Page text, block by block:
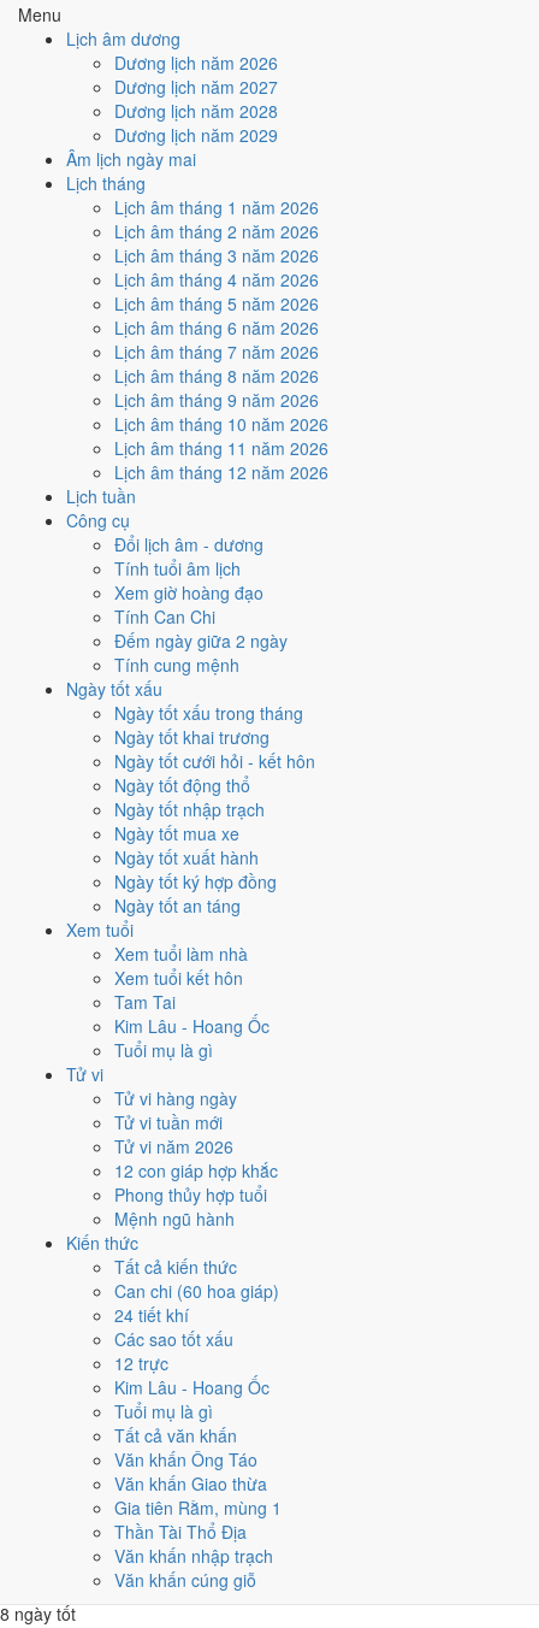
Menu
Lịch âm dương
Dương lịch năm 2026
Dương lịch năm 2027
Dương lịch năm 2028
Dương lịch năm 2029
Âm lịch ngày mai
Lịch tháng
Lịch âm tháng 1 năm 2026
Lịch âm tháng 2 năm 2026
Lịch âm tháng 3 năm 2026
Lịch âm tháng 4 năm 2026
Lịch âm tháng 5 năm 2026
Lịch âm tháng 6 năm 2026
Lịch âm tháng 7 năm 2026
Lịch âm tháng 8 năm 2026
Lịch âm tháng 9 năm 2026
Lịch âm tháng 10 năm 2026
Lịch âm tháng 11 năm 2026
Lịch âm tháng 12 năm 2026
Lịch tuần
Công cụ
Đổi lịch âm - dương
Tính tuổi âm lịch
Xem giờ hoàng đạo
Tính Can Chi
Đếm ngày giữa 2 ngày
Tính cung mệnh
Ngày tốt xấu
Ngày tốt xấu trong tháng
Ngày tốt khai trương
Ngày tốt cưới hỏi - kết hôn
Ngày tốt động thổ
Ngày tốt nhập trạch
Ngày tốt mua xe
Ngày tốt xuất hành
Ngày tốt ký hợp đồng
Ngày tốt an táng
Xem tuổi
Xem tuổi làm nhà
Xem tuổi kết hôn
Tam Tai
Kim Lâu - Hoang Ốc
Tuổi mụ là gì
Tử vi
Tử vi hàng ngày
Tử vi tuần mới
Tử vi năm 2026
12 con giáp hợp khắc
Phong thủy hợp tuổi
Mệnh ngũ hành
Kiến thức
Tất cả kiến thức
Can chi (60 hoa giáp)
24 tiết khí
Các sao tốt xấu
12 trực
Kim Lâu - Hoang Ốc
Tuổi mụ là gì
Tất cả văn khấn
Văn khấn Ông Táo
Văn khấn Giao thừa
Gia tiên Rằm, mùng 1
Thần Tài Thổ Địa
Văn khấn nhập trạch
Văn khấn cúng giỗ
Địa Chi
Dương ·
Con Mão
Địa Chi Mão thuộc hành Mộc; đặt cạnh Can Kỷ
thì Mộc khắc Thổ (tương khắc).
Thổ ·
Thành
Đầu Thổ
Nghĩa "Đất trên thành", thuộc hành Thổ, ứng với
cặp can chi Mậu Dần và Kỷ Mão.
Thái Tuế
MộcMão
(chính
cung)
lễ giải đầu năm.
Vàng đất
Xanh lá Đỏ
Kích hoạt vận khí, dùng cho trang phục, vật
phẩm phong thủy.
182 /183
ngày
Một tiêu chí thành phần, xét riêng bộ sao ngày.
Xem cơ chế ở bàisao Hoàng Đạo
Đạo.
Luận giải ngũ hành, Thái Tuế và màu hợp ở trên là quan niệm dân
gian. Nguồn tham chiếu:Tam Mệnh Thông Hội
Phương Thư. Dùng để tham khảo khi chọn thời điểm, không phải kết
luận khoa học.
Vận 7 Thất Xích Đoài Kim ảnh
hưởng gì tới năm 1999?
Vận 7 lấy hànhKim làm chủ, đóng ở Đoài · Chính Tây. Năm 1999
mang Can Kỷ hành Thổ. So với hành Vận thì
. Theo Huyền Không, đây là năm thuận để khởi sự và mở rộng.
Thất Xích Đoài Kim
Vận 7 · Hạ Nguyên · 1984 - 2003
Đoài · Chính Tây
Thất Xích (7)
Lịch âm dương 12 tháng năm
1999 có gì đáng chú ý?
12 tháng dương năm 1999 trải trên các tháng âm từ
năm Mậu Dần đếntháng 11 âm năm Kỷ Mão
tháng nhuận âmnên âm và dương lệch nhau khá đều suốt 12 tháng.
Năm 1999 có
với 9 ngày. Ít nhất là tháng 4 và 11, chỉ 5 ngày, nên tránh xếp việc
Các mốc lớn rơi vào:Ông Công Ông Táo 8/2
Lễ Vu Lan 25/8,Tết Trung Thu 24/9
12 tháng theo số ngày tốt, còn lưới ngày của từng tháng nằm ngay
sau đó.
Tháng 11 âm (Giáp Tý)
Tháng 12 âm (Ất Sửu)
Tháng 1 âm (Bính Dần)
Tháng 2 âm (Đinh Mão)
Tháng 3 âm (Mậu Thìn)
8 ngày tốt